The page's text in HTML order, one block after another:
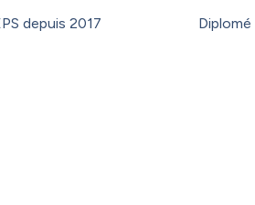
depuis 2017 Diplomé